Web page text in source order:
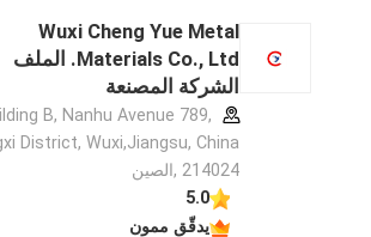
Wuxi Cheng Yue Metal
Materials Co., Ltd. الملف
الشركة المصنعة
B, Nanhu Avenue 789,
District, Wuxi,Jiangsu, China
214024 ,الصين
5.0
يدقّق ممون